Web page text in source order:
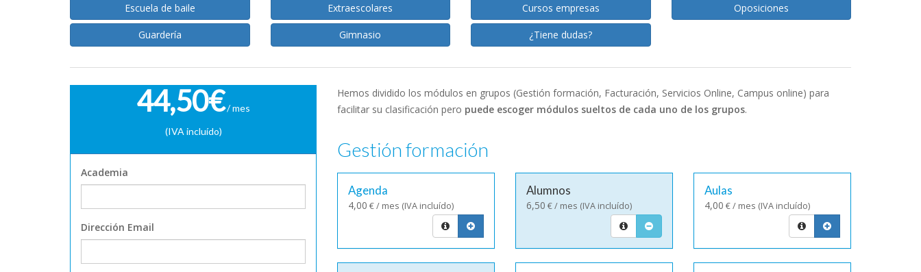
Escuela de baile Extraescolares Cursos empresas Oposiciones
Guardería Gimnasio ¿Tiene dudas?
44,50€/ mes
(IVA incluído)
Academia
Dirección Email
Hemos dividido los módulos en grupos (Gestión formación, Facturación, Servicios Online, Campus online) para
facilitar su clasificación pero puede escoger módulos sueltos de cada uno de los grupos.
Gestión formación
Agenda
4,00 € / mes (IVA incluído)
Alumnos
6,50 € / mes (IVA incluído)
Aulas
4,00 € / mes (IVA incluído)